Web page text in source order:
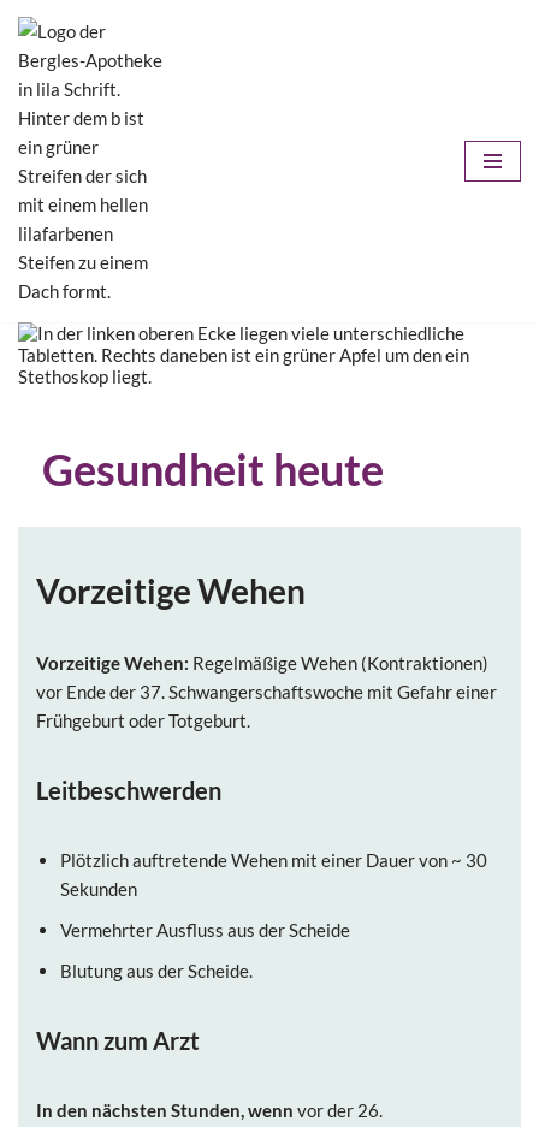
Zum
Inhalt
springen
Gesundheit heute
Vorzeitige Wehen
Vorzeitige Wehen: Regelmäßige Wehen (Kontraktionen)
vor Ende der 37. Schwangerschaftswoche mit Gefahr einer
Frühgeburt oder Totgeburt.
Leitbeschwerden
Plötzlich auftretende Wehen mit einer Dauer von ~ 30
Sekunden
Vermehrter Ausfluss aus der Scheide
Blutung aus der Scheide.
Wann zum Arzt
In den nächsten Stunden, wenn vor der 26.